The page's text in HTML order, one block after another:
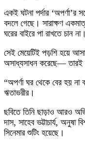
একই ঘটনা পর্দার ‘অপর্ণা’র
বদলে গেছে। সারাক্ষণ
ঘরের বাইরে পা রাখতে চান
সেই মেয়েটিই পড়শি হয়ে
অসাধ্যসাধন করেছে— তারই
“অপর্ণা ঘর থেকে বের হয় না
ঋতাভরীর।
ছবিতে তিনি ছাড়াও আরও
দাস, সাহেব ভট্টাচার্য,
সিনেমার শুটিং হয়েছে।